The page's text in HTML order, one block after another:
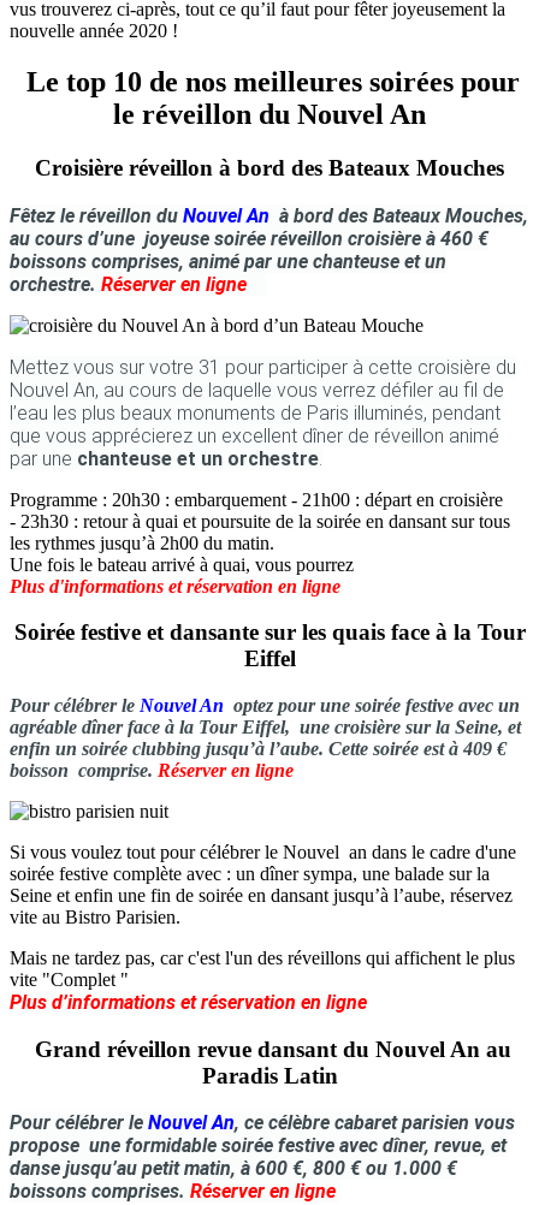
vus trouverez ci-après, tout ce qu’il faut pour fêter joyeusement la
nouvelle année 2020 !
Le top 10 de nos meilleures soirées pour
le réveillon du Nouvel An
Croisière réveillon à bord des Bateaux Mouches
Fêtez le réveillon du Nouvel An à bord des Bateaux Mouches,
au cours d’une joyeuse soirée réveillon croisière à 460 €
boissons comprises, animé par une chanteuse et un
orchestre. Réserver en ligne
Mettez vous sur votre 31 pour participer à cette croisière du
Nouvel An, au cours de laquelle vous verrez défiler au fil de
l’eau les plus beaux monuments de Paris illuminés, pendant
que vous apprécierez un excellent dîner de réveillon animé
par une chanteuse et un orchestre
Programme : 20h30 : embarquement - 21h00 : départ en croisière
- 23h30 : retour à quai et poursuite de la soirée en dansant sur tous
les rythmes jusqu’à 2h00 du matin.
Une fois le bateau arrivé à quai, vous pourrez
Plus d'informations et réservation en ligne
Soirée festive et dansante sur les quais face à la Tour
Eiffel
Pour célébrer le Nouvel An optez pour une soirée festive avec un
agréable dîner face à la Tour Eiffel, une croisière sur la Seine, et
enfin un soirée clubbing jusqu’à l’aube. Cette soirée est à 409 €
boisson comprise. Réserver en ligne
Si vous voulez tout pour célébrer le Nouvel an dans le cadre d'une
soirée festive complète avec : un dîner sympa, une balade sur la
Seine et enfin une fin de soirée en dansant jusqu’à l’aube, réservez
vite au Bistro Parisien.
Mais ne tardez pas, car c'est l'un des réveillons qui affichent le plus
vite "Complet "
Plus d’informations et réservation en ligne
Grand réveillon revue dansant du Nouvel An au
Paradis Latin
Pour célébrer le Nouvel An, ce célèbre cabaret parisien vous
propose une formidable soirée festive avec dîner, revue, et
danse jusqu’au petit matin, à 600 €, 800 € ou 1.000 €
boissons comprises. Réserver en ligne